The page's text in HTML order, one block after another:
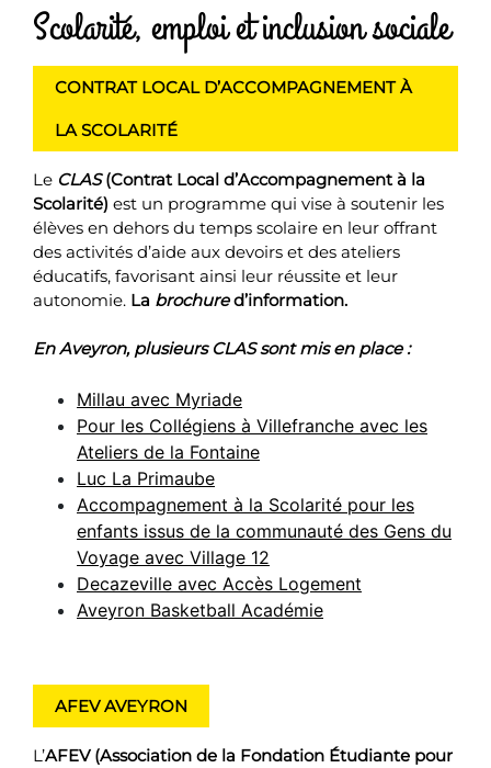
Scolarité, emploi et inclusion sociale
CONTRAT LOCAL D’ACCOMPAGNEMENT À
LA SCOLARITÉ
Le CLAS (Contrat Local d’Accompagnement à la
Scolarité) est un programme qui vise à soutenir les
élèves en dehors du temps scolaire en leur offrant
des activités d’aide aux devoirs et des ateliers
éducatifs, favorisant ainsi leur réussite et leur
autonomie. La brochured’information.
En Aveyron, plusieurs CLAS sont mis en place :
Millau avec Myriade
Pour les Collégiens à Villefranche avec les
Ateliers de la Fontaine
Luc La Primaube
Accompagnement à la Scolarité pour les
enfants issus de la communauté des Gens du
Voyage avec Village 12
Decazeville avec Accès Logement
Aveyron Basketball Académie
AFEV AVEYRON
L’AFEV (Association de la Fondation Étudiante pour